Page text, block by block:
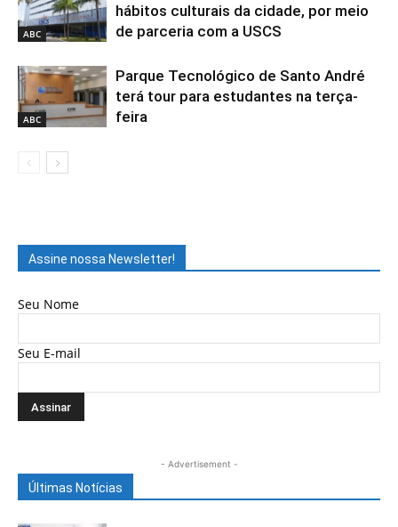
ABC
hábitos culturais da cidade, por meio
de parceria com a USCS
ABC
Parque Tecnológico de Santo André
terá tour para estudantes na terça-
feira
Assine nossa Newsletter!
Seu Nome
Seu E-mail
- Advertisement -
Últimas Notícias